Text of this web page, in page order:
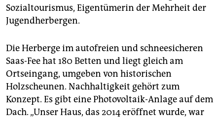
Sozialtourismus, Eigentümerin der Mehrheit der
Jugendherbergen.
Die Herberge im autofreien und schneesicheren
Saas-Fee hat 180 Betten und liegt gleich am
Ortseingang, umgeben von historischen
Holzscheunen. Nachhaltigkeit gehört zum
Konzept. Es gibt eine Photovoltaik-Anlage auf dem
Dach. „Unser Haus, das 2014 eröffnet wurde, war